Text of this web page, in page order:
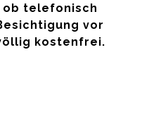
ob telefonisch
vor
kostenfrei.